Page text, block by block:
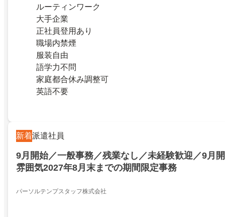
ルーティンワーク
大手企業
正社員登用あり
職場内禁煙
服装自由
語学力不問
家庭都合休み調整可
英語不要
新着派遣社員
9月開始／一般事務／残業なし／未経験歓迎／9月
雰囲気2027年8月末までの期間限定事務
パーソルテンプスタッフ株式会社